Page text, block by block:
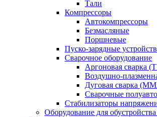
Тали
Компрессоры
Автокомпрессоры
Безмасляные
Поршневые
Пуско-зарядные
Сварочное оборудование
Аргоновая сварка
Воздушно-
Дуговая сварка
Сварочные
Стабилизаторы
Оборудование для